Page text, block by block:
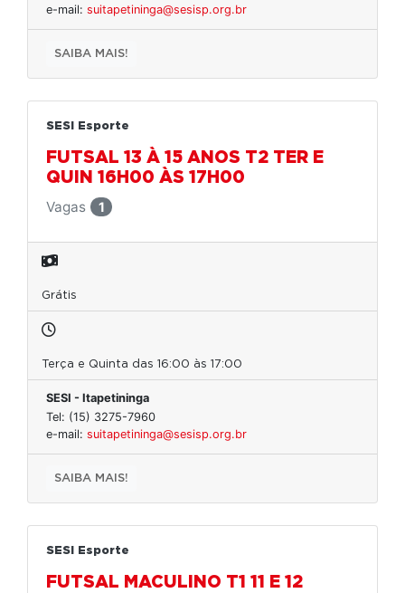
e-mail: suitapetininga@sesisp.org.br
SAIBA MAIS!
SESI Esporte
FUTSAL 13 À 15 ANOS T2 TER E
QUIN 16H00 ÀS 17H00
Vagas
1
Grátis
Terça e Quinta das 16:00 às 17:00
SESI - Itapetininga
Tel: (15) 3275-7960
e-mail: suitapetininga@sesisp.org.br
SAIBA MAIS!
SESI Esporte
FUTSAL MACULINO T1 11 E 12